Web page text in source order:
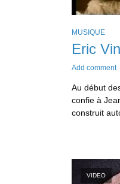
MUSIQUE
Eric
Add comment
Au début
confie à
construit
VIDEO